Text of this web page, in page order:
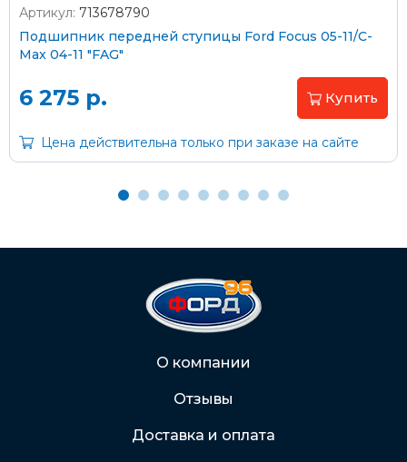
2202 2032 0805 1187
Подробнее о доставке и оплате
Артикул: 713678790
Подшипник передней ступицы Ford Focus 05-11/C-
Max 04-11 "FAG"
Цена действительна только при заказе на сайте
6 275 р. Купить
О компании
Отзывы
Доставка и оплата